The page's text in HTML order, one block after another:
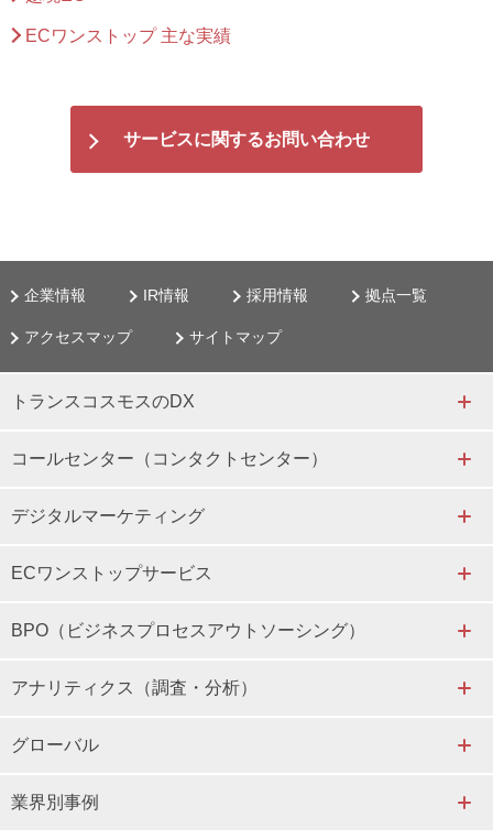
ECワンストップ 主な実績
サービスに関するお問い合わせ
企業情報 IR情報 採用情報 拠点一覧
アクセスマップ サイトマップ
トランスコスモスのDX
コールセンター（コンタクトセンター）
デジタルマーケティング
ECワンストップサービス
BPO（ビジネスプロセスアウトソーシング）
アナリティクス（調査・分析）
グローバル
業界別事例